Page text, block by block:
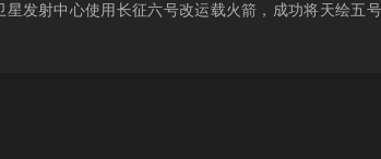
发射中心使用长征六号改运载火箭，成功将天绘五